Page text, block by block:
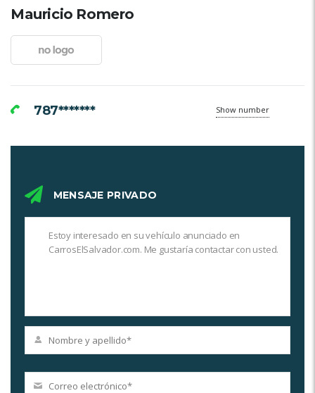
Mauricio Romero
787******* Show number
MENSAJE PRIVADO